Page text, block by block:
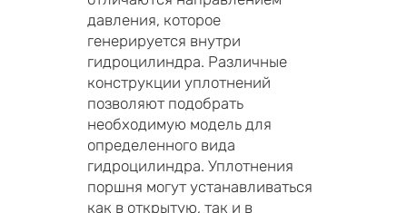
давления, которое
генерируется внутри
гидроцилиндра. Различные
конструкции уплотнений
позволяют подобрать
необходимую модель для
определенного вида
гидроцилиндра. Уплотнения
поршня могут устанавливаться
как в открытую, так и в